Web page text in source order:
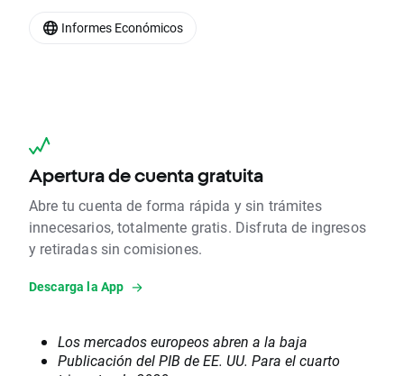
Apertura de cuenta gratuita
Abre tu cuenta de forma rápida y sin trámites
innecesarios, totalmente gratis. Disfruta de ingresos
y retiradas sin comisiones.
Descarga la App
Los mercados europeos abren a la baja
Publicación del PIB de EE. UU. Para el cuarto
Informes Económicos